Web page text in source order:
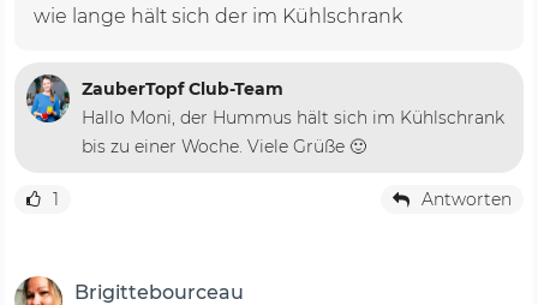
wie lange hält sich der im Kühlschrank
ZauberTopf Club-Team
Hallo Moni, der Hummus hält sich im Kühlschrank
bis zu einer Woche. Viele Grüße 🙂
1 Antworten
Brigittebourceau